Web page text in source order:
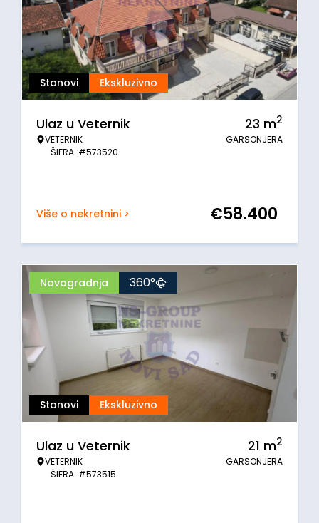
Stanovi Ekskluzivno
Ulaz u Veternik
VETERNIK
ŠIFRA: #573520
23 m2
GARSONJERA
Više o nekretnini > €58.400
Stanovi Ekskluzivno
Novogradnja 360°
Ulaz u Veternik
VETERNIK
ŠIFRA: #573515
21 m2
GARSONJERA